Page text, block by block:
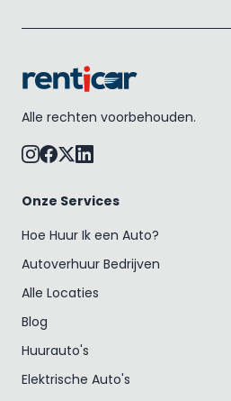
Alle rechten voorbehouden.
Onze Services
Hoe Huur Ik een Auto?
Autoverhuur Bedrijven
Alle Locaties
Blog
Huurauto's
Elektrische Auto's